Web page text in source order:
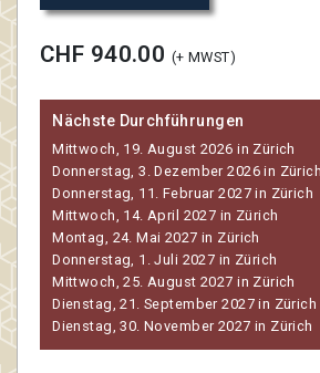
CHF 940.00 (+ MWST)
Nächste Durchführungen
Mittwoch, 19. August 2026 in Zürich
Donnerstag, 3. Dezember 2026 in Zürich
Donnerstag, 11. Februar 2027 in Zürich
Mittwoch, 14. April 2027 in Zürich
Montag, 24. Mai 2027 in Zürich
Donnerstag, 1. Juli 2027 in Zürich
Mittwoch, 25. August 2027 in Zürich
Dienstag, 21. September 2027 in Zürich
Dienstag, 30. November 2027 in Zürich